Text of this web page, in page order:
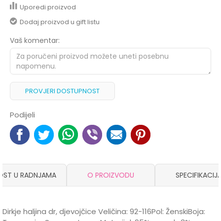
Uporedi proizvod
Dodaj proizvod u gift listu
Vaš komentar:
PROVJERI DOSTUPNOST
Podijeli
U RADNJAMA O PROIZVODU
Dirkje haljina dr, djevojčice Veličina: 92-116Pol: ŽenskiBoja: